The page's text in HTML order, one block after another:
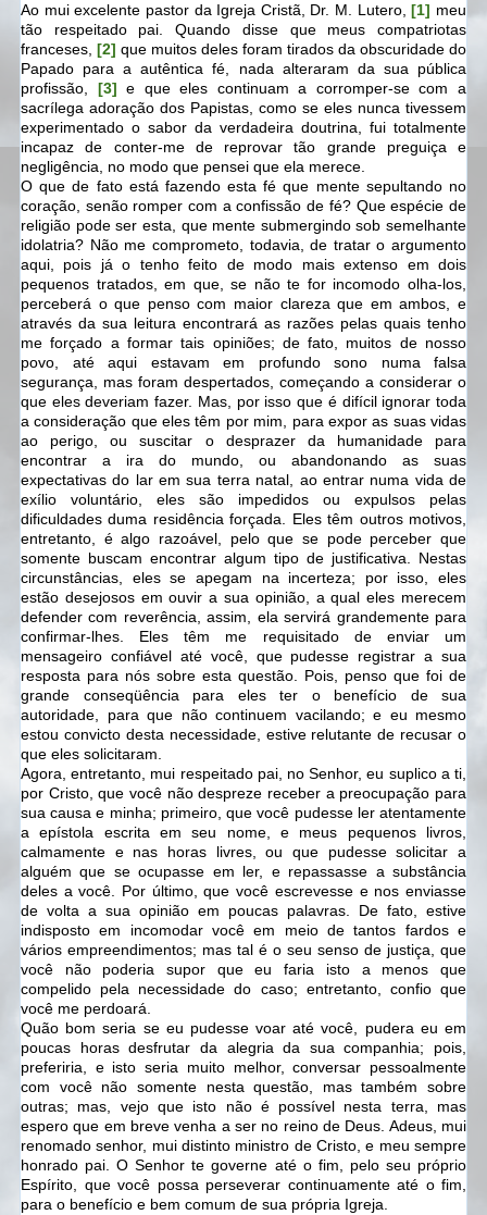
Ao mui excelente pastor da Igreja Cristã, Dr. M. Lutero,[1] meu
tão respeitado pai. Quando disse que meus compatriotas
franceses, [2] que muitos deles foram tirados da obscuridade do
Papado para a autêntica fé, nada alteraram da sua pública
profissão, [3] e que eles continuam a corromper-se com a
sacrílega adoração dos Papistas, como se eles nunca tivessem
experimentado o sabor da verdadeira doutrina, fui totalmente
incapaz de conter-me de reprovar tão grande preguiça e
negligência, no modo que pensei que ela merece.
O que de fato está fazendo esta fé que mente sepultando no
coração, senão romper com a confissão de fé? Que espécie de
religião pode ser esta, que mente submergindo sob semelhante
idolatria? Não me comprometo, todavia, de tratar o argumento
aqui, pois já o tenho feito de modo mais extenso em dois
pequenos tratados, em que, se não te for incomodo olha-los,
perceberá o que penso com maior clareza que em ambos, e
através da sua leitura encontrará as razões pelas quais tenho
me forçado a formar tais opiniões; de fato, muitos de nosso
povo, até aqui estavam em profundo sono numa falsa
segurança, mas foram despertados, começando a considerar o
que eles deveriam fazer. Mas, por isso que é difícil ignorar toda
a consideração que eles têm por mim, para expor as suas vidas
ao perigo, ou suscitar o desprazer da humanidade para
encontrar a ira do mundo, ou abandonando as suas
expectativas do lar em sua terra natal, ao entrar numa vida de
exílio voluntário, eles são impedidos ou expulsos pelas
dificuldades duma residência forçada. Eles têm outros motivos,
entretanto, é algo razoável, pelo que se pode perceber que
somente buscam encontrar algum tipo de justificativa. Nestas
circunstâncias, eles se apegam na incerteza; por isso, eles
estão desejosos em ouvir a sua opinião, a qual eles merecem
defender com reverência, assim, ela servirá grandemente para
confirmar-lhes. Eles têm me requisitado de enviar um
mensageiro confiável até você, que pudesse registrar a sua
resposta para nós sobre esta questão. Pois, penso que foi de
grande conseqüência para eles ter o benefício de sua
autoridade, para que não continuem vacilando; e eu mesmo
estou convicto desta necessidade, estive relutante de recusar o
que eles solicitaram.
Agora, entretanto, mui respeitado pai, no Senhor, eu suplico a ti,
por Cristo, que você não despreze receber a preocupação para
sua causa e minha; primeiro, que você pudesse ler atentamente
a epístola escrita em seu nome, e meus pequenos livros,
calmamente e nas horas livres, ou que pudesse solicitar a
alguém que se ocupasse em ler, e repassasse a substância
deles a você. Por último, que você escrevesse e nos enviasse
de volta a sua opinião em poucas palavras. De fato, estive
indisposto em incomodar você em meio de tantos fardos e
vários empreendimentos; mas tal é o seu senso de justiça, que
você não poderia supor que eu faria isto a menos que
compelido pela necessidade do caso; entretanto, confio que
você me perdoará.
Quão bom seria se eu pudesse voar até você, pudera eu em
poucas horas desfrutar da alegria da sua companhia; pois,
preferiria, e isto seria muito melhor, conversar pessoalmente
com você não somente nesta questão, mas também sobre
outras; mas, vejo que isto não é possível nesta terra, mas
espero que em breve venha a ser no reino de Deus. Adeus, mui
renomado senhor, mui distinto ministro de Cristo, e meu sempre
honrado pai. O Senhor te governe até o fim, pelo seu próprio
Espírito, que você possa perseverar continuamente até o fim,
para o benefício e bem comum de sua própria Igreja.